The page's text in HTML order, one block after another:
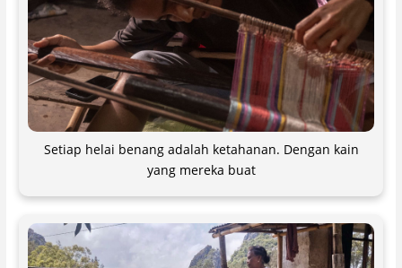
Setiap helai benang adalah ketahanan. Dengan kain
yang mereka buat